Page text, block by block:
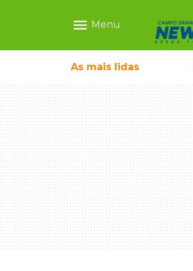
menu Menu
As mais lidas
crianças brasileiras